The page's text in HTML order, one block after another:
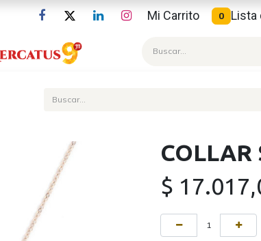
Mi Carrito 0 Lista
COLLAR
$